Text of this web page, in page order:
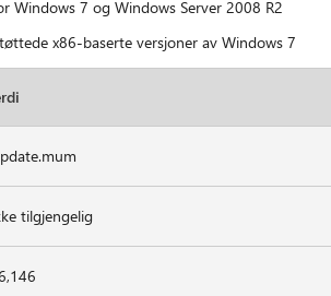
Windows 7 og Windows Server 2008 R2
x86-baserte versjoner av Windows 7
tilgjengelig